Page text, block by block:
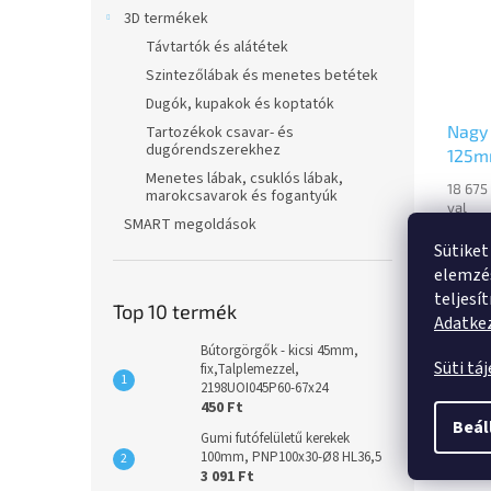
Süti
3D termékek
Távtartók és alátétek
Szintezőlábak és menetes betétek
Dugók, kupakok és koptatók
Tartozékok csavar- és
dugórendszerekhez
Menetes lábak, csuklós lábak,
marokcsavarok és fogantyúk
SMART megoldások
Top 10 termék
Bútorgörgők - kicsi 45mm,
fix,Talplemezzel,
2198UOI045P60-67x24
450 Ft
Gumi futófelületű kerekek
100mm, PNP100x30-Ø8 HL36,5
3 091 Ft
18
val